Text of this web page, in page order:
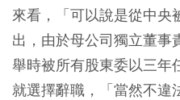
來看，「可以說是從中央
出，由於母公司獨立董事
舉時被所有股東委以三年
就選擇辭職，「當然不違